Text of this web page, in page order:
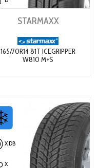
STARMAXX
165/70R14 81T ICEGRIPPER
W810 M+S
X DB
X